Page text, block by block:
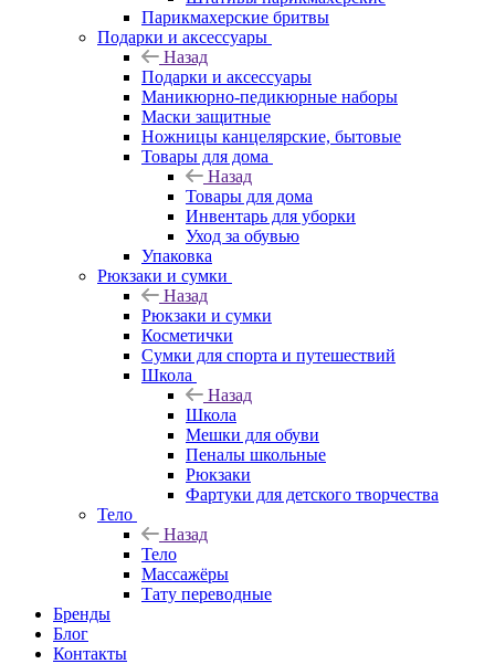
Парикмахерские бритвы
Подарки и аксессуары
Назад
Подарки и аксессуары
Маникюрно-педикюрные наборы
Маски защитные
Ножницы канцелярские, бытовые
Товары для дома
Назад
Товары для дома
Инвентарь для уборки
Уход за обувью
Упаковка
Рюкзаки и сумки
Назад
Рюкзаки и сумки
Косметички
Сумки для спорта и путешествий
Школа
Назад
Школа
Мешки для обуви
Пеналы школьные
Рюкзаки
Фартуки для детского творчества
Тело
Назад
Тело
Массажёры
Тату переводные
Бренды
Блог
Контакты